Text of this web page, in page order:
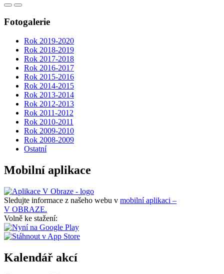
Fotogalerie
Rok 2019-2020
Rok 2018-2019
Rok 2017-2018
Rok 2016-2017
Rok 2015-2016
Rok 2014-2015
Rok 2013-2014
Rok 2012-2013
Rok 2011-2012
Rok 2010-2011
Rok 2009-2010
Rok 2008-2009
Ostatní
Mobilní aplikace
Sledujte informace z našeho webu v mobilní aplikaci –
V OBRAZE.
Volně ke stažení:
Kalendář akcí